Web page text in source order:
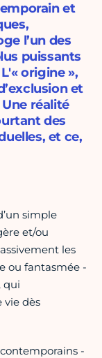
et
l’un des
puissants
origine »,
et
réalité
des
et ce,
simple
et/ou
les
ou fantasmée -
qui
vie dès
-